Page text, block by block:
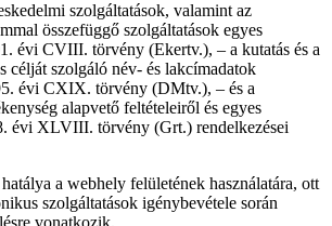
szolgáltatások, valamint az
összefüggő szolgáltatások egyes
évi CVIII. törvény (Ekertv.), – a kutatás és a
célját szolgáló név- és lakcímadatok
évi CXIX. törvény (DMtv.), – és a
alapvető feltételeiről és egyes
évi XLVIII. törvény (Grt.) rendelkezései
a webhely felületének használatára, ott
szolgáltatások igénybevétele során